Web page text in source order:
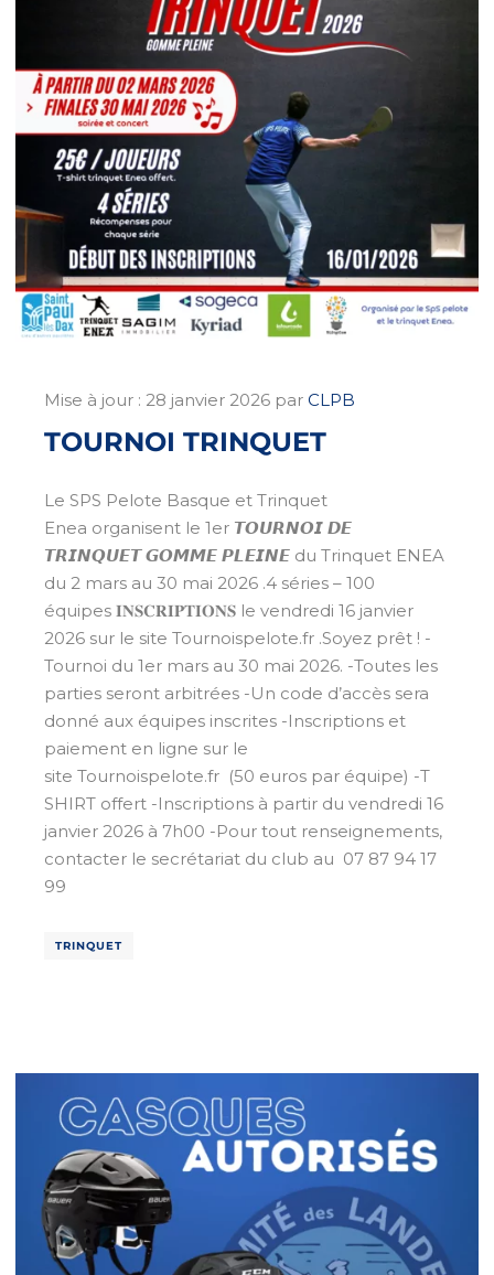
Mise à jour : 28 janvier 2026 par CLPB
TOURNOI TRINQUET
Le SPS Pelote Basque et Trinquet
Enea organisent le 1er 𝙏𝙊𝙐𝙍𝙉𝙊𝙄 𝘿𝙀
𝙏𝙍𝙄𝙉𝙌𝙐𝙀𝙏 𝙂𝙊𝙈𝙈𝙀 𝙋𝙇𝙀𝙄𝙉𝙀 du Trinquet ENEA
du 2 mars au 30 mai 2026 .4 séries – 100
équipes 𝐈𝐍𝐒𝐂𝐑𝐈𝐏𝐓𝐈𝐎𝐍𝐒 le vendredi 16 janvier
2026 sur le site Tournoispelote.fr .Soyez prêt ! -
Tournoi du 1er mars au 30 mai 2026. -Toutes les
parties seront arbitrées -Un code d’accès sera
donné aux équipes inscrites -Inscriptions et
paiement en ligne sur le
site Tournoispelote.fr (50 euros par équipe) -T
SHIRT offert -Inscriptions à partir du vendredi 16
janvier 2026 à 7h00 -Pour tout renseignements,
contacter le secrétariat du club au 07 87 94 17
99
TRINQUET